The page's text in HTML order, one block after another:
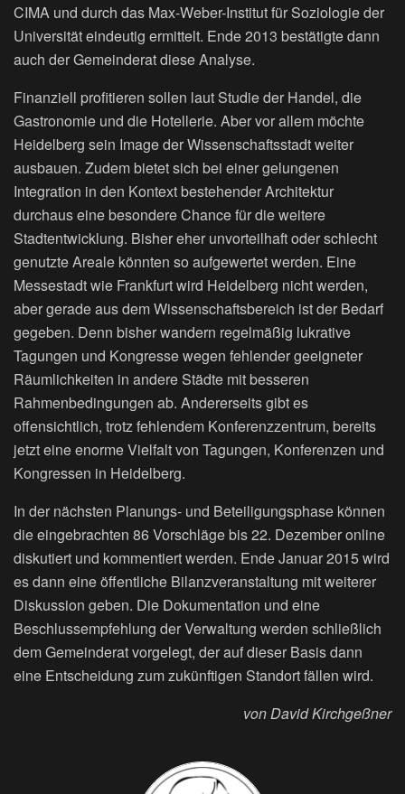
CIMA und durch das Max-Weber-Institut für Soziologie der
Universität eindeutig ermittelt. Ende 2013 bestätigte dann
auch der Gemeinderat diese Analyse.
Finanziell profitieren sollen laut Studie der Handel, die
Gastronomie und die Hotellerie. Aber vor allem möchte
Heidelberg sein Image der Wissenschaftsstadt weiter
ausbauen. Zudem bietet sich bei einer gelungenen
Integration in den Kontext bestehender Architektur
durchaus eine besondere Chance für die weitere
Stadtentwicklung. Bisher eher unvorteilhaft oder schlecht
genutzte Areale könnten so aufgewertet werden. Eine
Messestadt wie Frankfurt wird Heidelberg nicht werden,
aber gerade aus dem Wissenschaftsbereich ist der Bedarf
gegeben. Denn bisher wandern regelmäßig lukrative
Tagungen und Kongresse wegen fehlender geeigneter
Räumlichkeiten in andere Städte mit besseren
Rahmenbedingungen ab. Andererseits gibt es
offensichtlich, trotz fehlendem Konferenzzentrum, bereits
jetzt eine enorme Vielfalt von Tagungen, Konferenzen und
Kongressen in Heidelberg.
In der nächsten Planungs- und Beteiligungsphase können
die eingebrachten 86 Vorschläge bis 22. Dezember online
diskutiert und kommentiert werden. Ende Januar 2015 wird
es dann eine öffentliche Bilanzveranstaltung mit weiterer
Diskussion geben. Die Dokumentation und eine
Beschlussempfehlung der Verwaltung werden schließlich
dem Gemeinderat vorgelegt, der auf dieser Basis dann
eine Entscheidung zum zukünftigen Standort fällen wird.
von David Kirchgeßner